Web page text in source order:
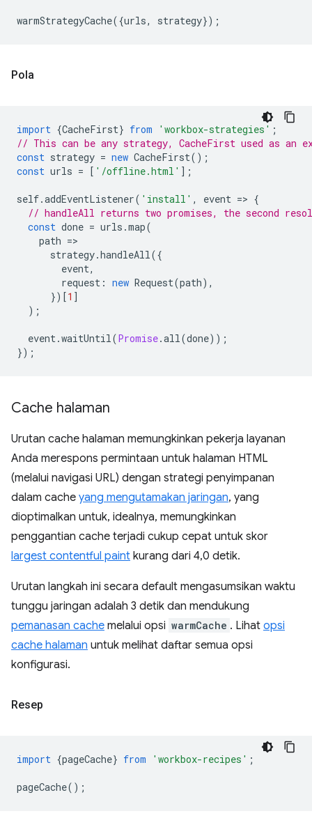
warmStrategyCache({urls, strategy});
Pola
import {CacheFirst} from 'workbox-strategies' ;
// This can be any strategy, CacheFirst used as an
const strategy = new CacheFirst();
const urls = [ '/offline.html' ];
self.addEventListener( 'install' , event => {
// handleAll returns two promises, the second
const done = urls .map(
path =
strategy.handleAll({
event,
request : new Request(path),
})[1 ]
);
event.waitUntil(Promise.all(done));
});
Cache halaman
Urutan cache halaman memungkinkan pekerja layanan
Anda merespons permintaan untuk halaman HTML
(melalui navigasi URL) dengan strategi penyimpanan
dalam cache yang mengutamakan jaringan, yang
dioptimalkan untuk, idealnya, memungkinkan
penggantian cache terjadi cukup cepat untuk skor
largest contentful paint kurang dari 4,0 detik.
Urutan langkah ini secara default mengasumsikan waktu
tunggu jaringan adalah 3 detik dan mendukung
pemanasan cache melalui opsi warmCache . Lihat opsi
cache halaman untuk melihat daftar semua opsi
konfigurasi.
Resep
import {pageCache} from 'workbox-recipes' ;
pageCache();